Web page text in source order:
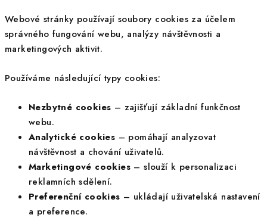
Webové stránky používají soubory cookies za účelem
správného fungování webu, analýzy návštěvnosti a
marketingových aktivit.
Používáme následující typy cookies:
Nezbytné cookies – zajišťují základní funkčnost
webu.
Analytické cookies – pomáhají analyzovat
návštěvnost a chování uživatelů.
Marketingové cookies – slouží k personalizaci
reklamních sdělení.
Preferenční cookies – ukládají uživatelská nastavení
a preference.